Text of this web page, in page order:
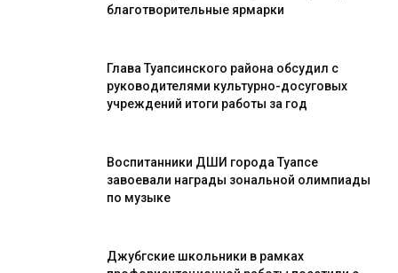
благотворительные ярмарки
Глава Туапсинского района обсудил с
руководителями культурно-досуговых
учреждений итоги работы за год
Воспитанники ДШИ города Туапсе
завоевали награды зональной олимпиады
по музыке
Джубгские школьники в рамках